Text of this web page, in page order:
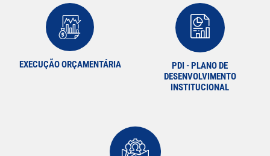
EXECUÇÃO ORÇAMENTÁRIA
PDI - PLANO DE
DESENVOLVIMENTO
INSTITUCIONAL